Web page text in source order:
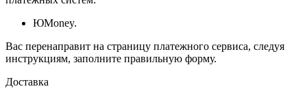
ЮMoney.
Вас перенаправит на страницу платежного сервиса, следуя
инструкциям, заполните правильную форму.
Доставка